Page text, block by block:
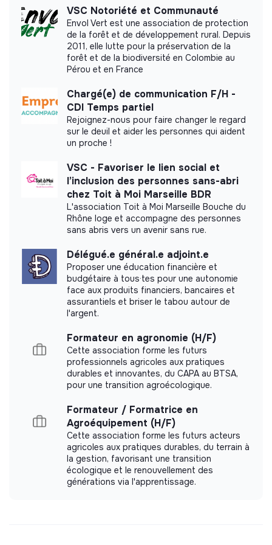
rédactions de contenus pour promouvoir les
événements avant/après),
Participer ponctuellement à la couverture
événementielle (prise de notes, photos, interviews).
Estimer les besoins techniques, humains et financiers
Association Oulanga na Nyamba did not yet
communicate its impact measurement.
This structure did not communicate to us the
labels or certifications that it was able to obtain.
Documents
Did not yet add a transparency document.
VSC Notoriété et Communauté
Envol Vert est une association de protection
de la forêt et de développement rural. Depuis
2011, elle lutte pour la préservation de la
forêt et de la biodiversité en Colombie au
Pérou et en France
Chargé(e) de communication F/H -
CDI Temps partiel
Rejoignez-nous pour faire changer le regard
sur le deuil et aider les personnes qui aident
un proche !
VSC - Favoriser le lien social et
l’inclusion des personnes sans-abri
chez Toit à Moi Marseille BDR
L'association Toit à Moi Marseille Bouche du
Rhône loge et accompagne des personnes
sans abris vers un avenir sans rue.
Délégué.e général.e adjoint.e
Proposer une éducation financière et
budgétaire à tous·tes pour une autonomie
face aux produits financiers, bancaires et
assurantiels et briser le tabou autour de
l'argent.
Formateur en agronomie (H/F)
Cette association forme les futurs
professionnels agricoles aux pratiques
durables et innovantes, du CAPA au BTSA,
pour une transition agroécologique.
Formateur / Formatrice en
Agroéquipement (H/F)
Cette association forme les futurs acteurs
agricoles aux pratiques durables, du terrain à
la gestion, favorisant une transition
écologique et le renouvellement des
générations via l'apprentissage.